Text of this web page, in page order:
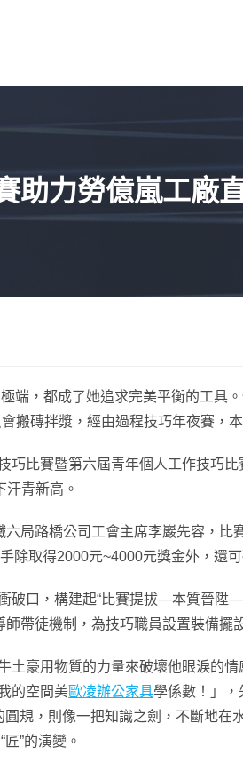
助力勞億嵐工廠
端，都成了她追求完美平衡的工具
搬磚拌漿，經由過程技巧年夜賽，
巧比賽暨第六屆青年個人工作技巧
青新高。
六局路橋公司工會主席李巖先容，
除取得2000元~4000元獎金外，還
破口，構建起“比賽提拔—本質晉陞
帶徒機制，為技巧職員設置裝備擺
土豪用物質的力量來破壞他眼淚的
的空間美歐凌辦公家具學係數！」，
規，則像一把知識之劍，不斷地
”的演變。